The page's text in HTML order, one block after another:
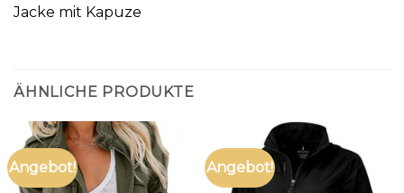
Jacke mit Kapuze
ÄHNLICHE PRODUKTE
Angebot! Angebot!